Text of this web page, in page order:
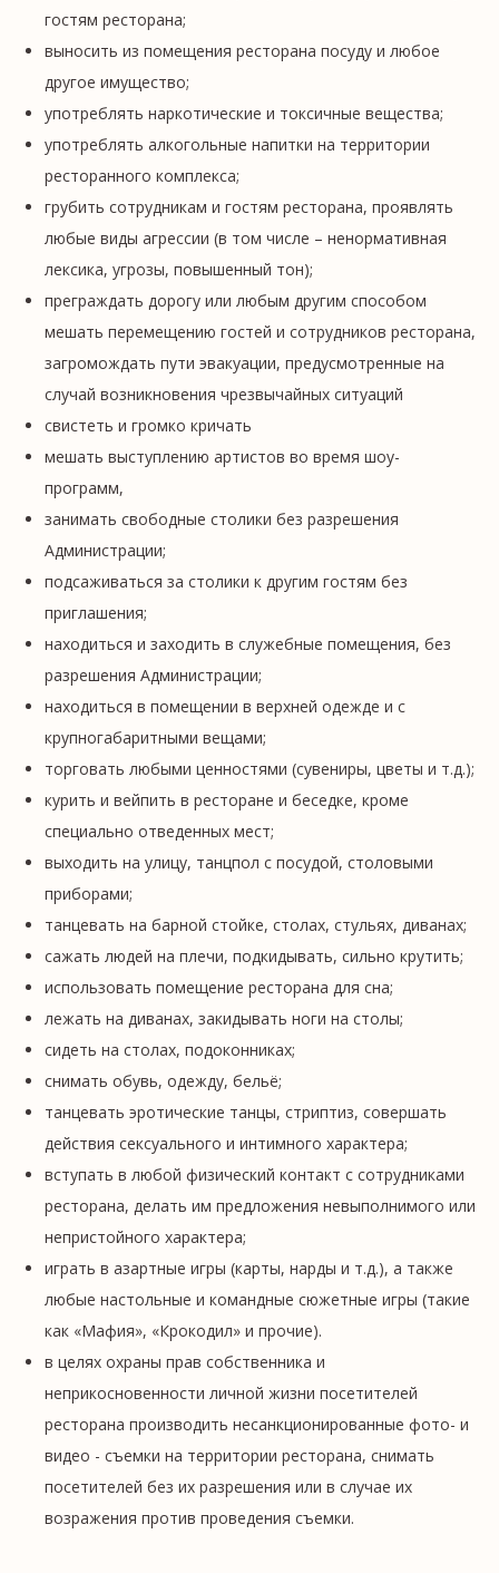
гостям ресторана;
выносить из помещения ресторана посуду и любое
другое имущество;
употреблять наркотические и токсичные вещества;
употреблять алкогольные напитки на территории
ресторанного комплекса;
грубить сотрудникам и гостям ресторана, проявлять
любые виды агрессии (в том числе – ненормативная
лексика, угрозы, повышенный тон);
преграждать дорогу или любым другим способом
мешать перемещению гостей и сотрудников ресторана,
загромождать пути эвакуации, предусмотренные на
случай возникновения чрезвычайных ситуаций
свистеть и громко кричать
мешать выступлению артистов во время шоу-
программ,
занимать свободные столики без разрешения
Администрации;
подсаживаться за столики к другим гостям без
приглашения;
находиться и заходить в служебные помещения, без
разрешения Администрации;
находиться в помещении в верхней одежде и с
крупногабаритными вещами;
торговать любыми ценностями (сувениры, цветы и т.д.);
курить и вейпить в ресторане и беседке, кроме
специально отведенных мест;
выходить на улицу, танцпол с посудой, столовыми
приборами;
танцевать на барной стойке, столах, стульях, диванах;
сажать людей на плечи, подкидывать, сильно крутить;
использовать помещение ресторана для сна;
лежать на диванах, закидывать ноги на столы;
сидеть на столах, подоконниках;
снимать обувь, одежду, бельё;
танцевать эротические танцы, стриптиз, совершать
действия сексуального и интимного характера;
вступать в любой физический контакт с сотрудниками
ресторана, делать им предложения невыполнимого или
непристойного характера;
играть в азартные игры (карты, нарды и т.д.), а также
любые настольные и командные сюжетные игры (такие
как «Мафия», «Крокодил» и прочие).
в целях охраны прав собственника и
неприкосновенности личной жизни посетителей
ресторана производить несанкционированные фото- и
видео - съемки на территории ресторана, снимать
посетителей без их разрешения или в случае их
возражения против проведения съемки.